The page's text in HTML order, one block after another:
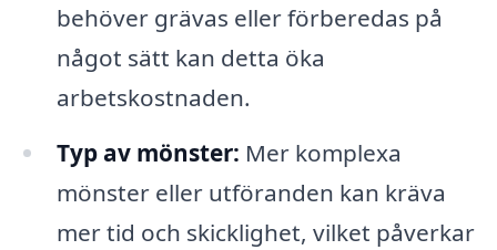
behöver grävas eller förberedas på
något sätt kan detta öka
arbetskostnaden.
Typ av mönster: Mer komplexa
mönster eller utföranden kan kräva
mer tid och skicklighet, vilket påverkar